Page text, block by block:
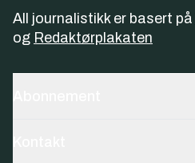
All journalistikk er basert på
og Redaktørplakaten